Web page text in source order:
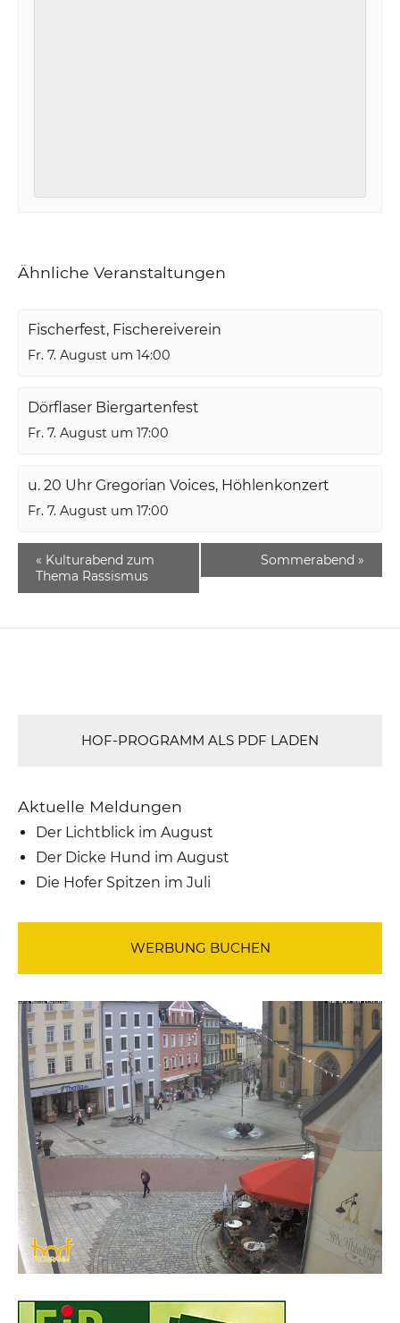
Ähnliche Veranstaltungen
Fischerfest, Fischereiverein
Fr. 7. August um 14:00
Dörflaser Biergartenfest
Fr. 7. August um 17:00
u. 20 Uhr Gregorian Voices, Höhlenkonzert
Fr. 7. August um 17:00
« Kulturabend zum
Thema Rassismus
Sommerabend »
HOF-PROGRAMM ALS PDF LADEN
Aktuelle Meldungen
Der Lichtblick im August
Der Dicke Hund im August
Die Hofer Spitzen im Juli
WERBUNG BUCHEN